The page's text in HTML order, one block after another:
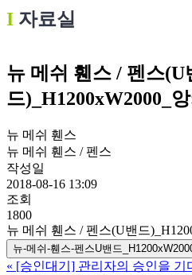
Ι 자료실
뉴 메쉬 휀스 / 펜스(U
드)_H1200xW2000_
뉴 메쉬 휀스
뉴 메쉬 휀스 / 펜스
작성일
2018-08-16 13:09
조회
1800
뉴 메쉬 휀스 / 펜스(U밴드
뉴-메쉬-휀스-펜스U밴드
« [승인대기] 관리자의 승인을 기